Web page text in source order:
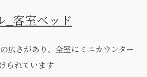
_客室ベッド
広さがあり、全室にミニカウンター
られています